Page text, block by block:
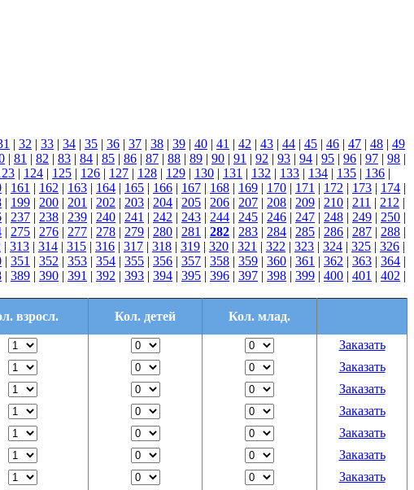
| 32 | 33 | 34 | 35 | 36 | 37 | 38 | 39 | 40 | 41 | 42 | 43 | 44 | 45 | 46 | 47 | 48 | 49
| 81 | 82 | 83 | 84 | 85 | 86 | 87 | 88 | 89 | 90 | 91 | 92 | 93 | 94 | 95 | 96 | 97 | 98 |
| 124 | 125 | 126 | 127 | 128 | 129 | 130 | 131 | 132 | 133 | 134 | 135 | 136 |
| 161 | 162 | 163 | 164 | 165 | 166 | 167 | 168 | 169 | 170 | 171 | 172 | 173 | 174 |
| 199 | 200 | 201 | 202 | 203 | 204 | 205 | 206 | 207 | 208 | 209 | 210 | 211 | 212 |
| 237 | 238 | 239 | 240 | 241 | 242 | 243 | 244 | 245 | 246 | 247 | 248 | 249 | 250 |
| 275 | 276 | 277 | 278 | 279 | 280 | 281 | 282 | 283 | 284 | 285 | 286 | 287 | 288 |
| 313 | 314 | 315 | 316 | 317 | 318 | 319 | 320 | 321 | 322 | 323 | 324 | 325 | 326 |
| 351 | 352 | 353 | 354 | 355 | 356 | 357 | 358 | 359 | 360 | 361 | 362 | 363 | 364 |
| 389 | 390 | 391 | 392 | 393 | 394 | 395 | 396 | 397 | 398 | 399 | 400 | 401 | 402 |
взросл. Кол. детей Кол. млад.
Заказать
Заказать
Заказать
Заказать
Заказать
Заказать
Заказать